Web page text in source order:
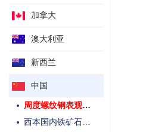
加拿大
澳大利亚
新西兰
中国
找钢网全国建材社库
找钢网全国建材产量
周度螺纹钢产量
周度螺纹钢表观需求
西本国内铁矿石港口存量